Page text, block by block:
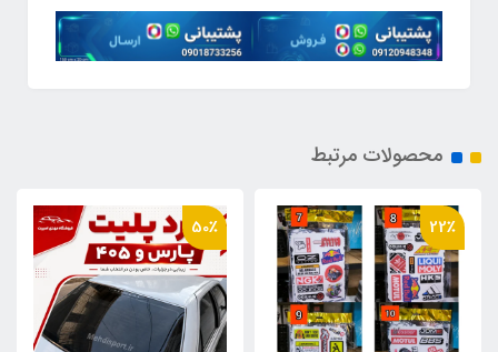
محصولات مرتبط
50٪ 50٪